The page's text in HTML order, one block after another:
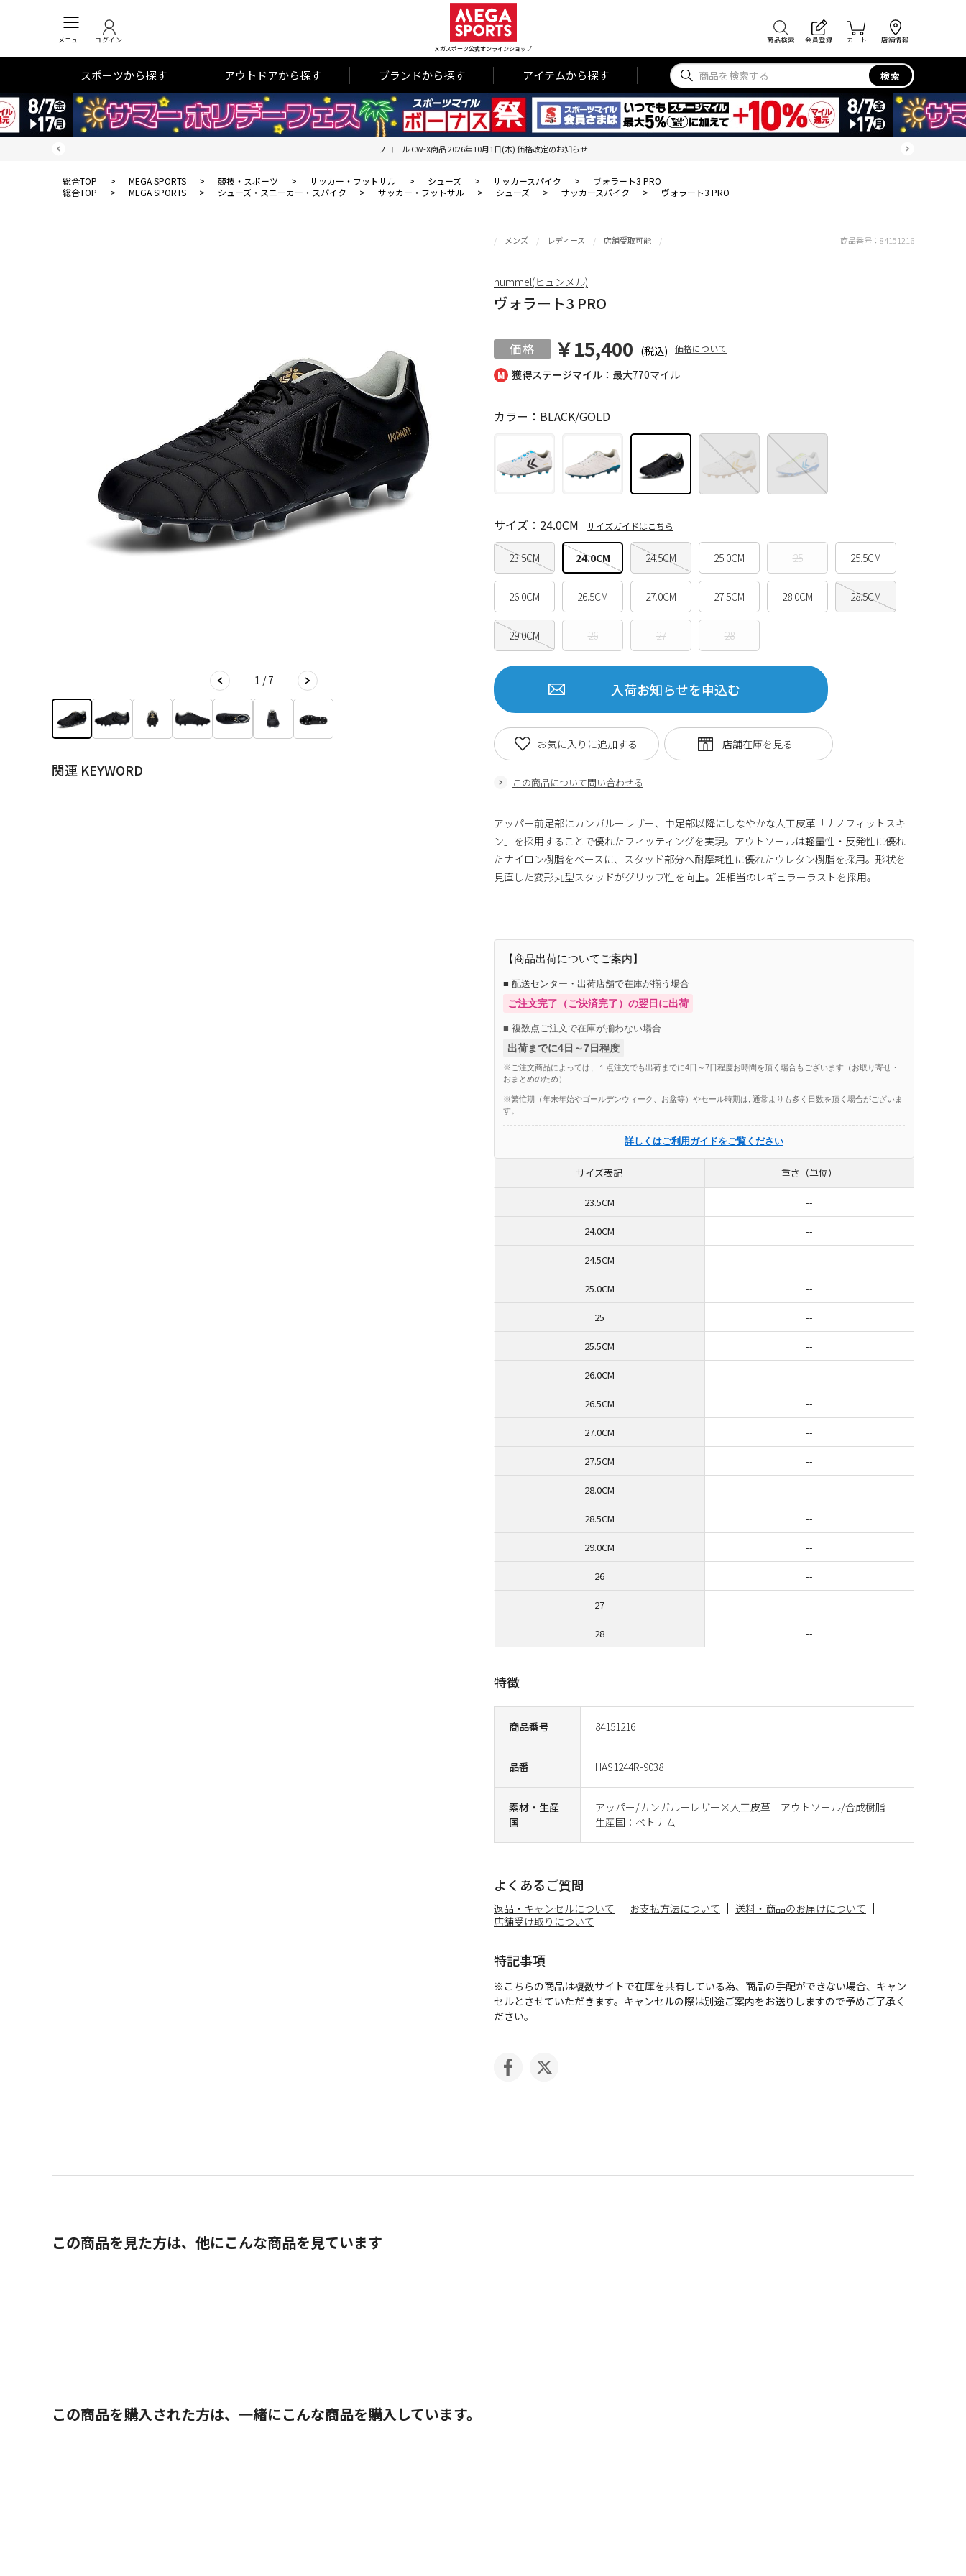
メニュー ログイン
メガスポーツ公式オンラインショップ
商品検索 会員登録 カート 店舗情報
スポーツから探す アウトドアから探す ブランドから探す アイテムから探す 検索
ワコール CW-X商品 2026年10月1日(木) 価格改定のお知らせ
総合TOP > MEGA SPORTS > 競技・スポーツ > サッカー・フットサル > シューズ > サッカースパイク >
ヴォラート3 PRO
総合TOP
> MEGA SPORTS > シューズ・スニーカー・スパイク > サッカー・フットサル > シューズ > サッカースパイク > ヴォラート3 PRO
1 / 7
関連 KEYWORD
獲得ステージマイル：最大770マイル
メンズ レディース 店舗受取可能
ヴォラート3 PRO
￥15,400 (税込) 価格について
商品番号 84151216
品番 HAS1244R-9038
素材・生産
国
アッパー/カンガルーレザー×人工皮革 アウトソール/合成樹脂
生産国：ベトナム
カラー：BLACK/GOLD
23.5CM 24.0CM 24.5CM 25.0CM 25 25.5CM
26.0CM 26.5CM 27.0CM 27.5CM 28.0CM 28.5CM
29.0CM 26 27 28
サイズ：24.0CM サイズガイドはこちら
入荷お知らせを申込む
この商品について問い合わせる
お気に入りに追加する
商品番号： 84151216
hummel(ヒュンメル)
アッパー前足部にカンガルーレザー、中足部以降にしなやかな人工皮革「ナノフィットスキ
ン」を採用することで優れたフィッティングを実現。アウトソールは軽量性・反発性に優れ
たナイロン樹脂をベースに、スタッド部分へ耐摩耗性に優れたウレタン樹脂を採用。形状を
見直した変形丸型スタッドがグリップ性を向上。2E相当のレギュラーラストを採用。
【商品出荷についてご案内】
■ 配送センター・出荷店舗で在庫が揃う場合
ご注文完了（ご決済完了）の翌日に出荷
■ 複数点ご注文で在庫が揃わない場合
出荷までに4日～7日程度
※ご注文商品によっては、１点注文でも出荷までに4日～7日程度お時間を頂く場合もございます（お取り寄せ・
おまとめのため）
※繁忙期（年末年始やゴールデンウィーク、お盆等）やセール時期は, 通常よりも多く日数を頂く場合がございま
す。
詳しくはご利用ガイドをご覧ください
特徴
よくあるご質問
返品・キャンセルについて お支払方法について
送料・商品のお届けについて
店舗受け取りについて
特記事項
※こちらの商品は複数サイトで在庫を共有している為、商品の手配ができない場合、キャン
セルとさせていただきます。キャンセルの際は別途ご案内をお送りしますので予めご了承く
ださい。
サイズ表記 重さ（単位）
23.5CM --
24.0CM --
24.5CM --
25.0CM --
25 --
25.5CM --
26.0CM --
26.5CM --
27.0CM --
27.5CM --
28.0CM --
28.5CM --
29.0CM --
26 --
27 --
28 --
この商品を見た方は、他にこんな商品を見ています
この商品を購入された方は、一緒にこんな商品を購入しています。